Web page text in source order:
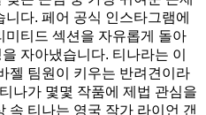
다. 페어 공식 인스타그램에
미티드 섹션을 자유롭게 돌아
자아냈습니다. 티나라는 이
젤 팀원이 키우는 반려견이라
나가 몇몇 작품에 제법 관심을
속 티나는 영국 작가 라이언 갠